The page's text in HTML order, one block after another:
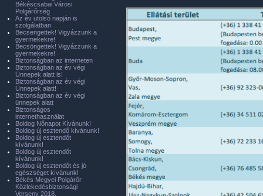
Békéscsabai Városi
Polgárőrség
Az év utolsó napján is
szolgálatban
Becsengettek! Vigyázzunk a
gyermekekre!
Becsöngettek! Vigyázzunk a
gyermekekre!
Biztonságban az interneten
Biztonságban az év végi
Ünnepek alatt is!
Biztonságban az év végi
Ünnepek alatt!
Biztonságban az év végi
ünnepek alatt
Biztonságos
internethasználat
Boldog Nőnapot Kívánunk!
Boldog új esztendő kívánunk!
Boldog új esztendőt
kívánunk!
Boldog új esztendőt
kívánunk!
Boldog új esztendőt és jó
egészséget kívánunk!
Békés Megyei Polgárőr
Közlekedésbiztonsági
Verseny 2018.